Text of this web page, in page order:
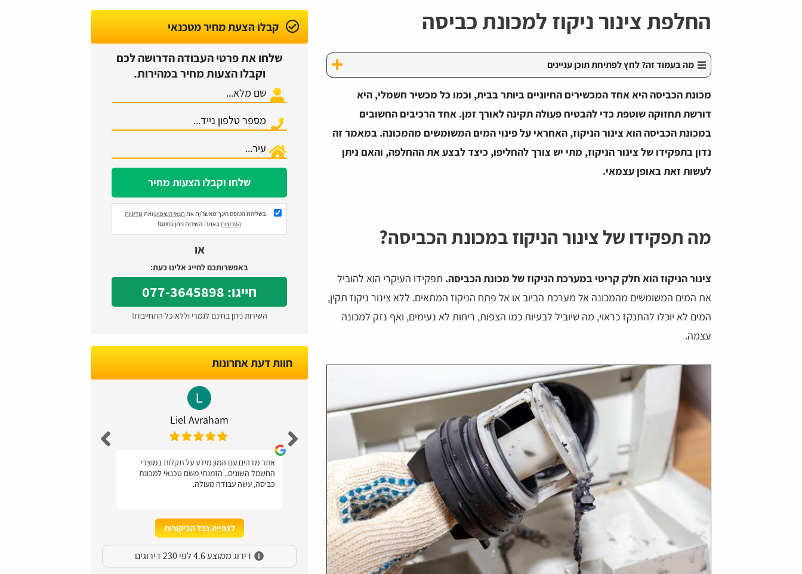
החלפת צינור ניקוז למכונת כביסה
מה בעמוד זה? לחץ לפתיחת תוכן עניינים
מכונת הכביסה היא אחד המכשירים החיוניים ביותר בבית, וכמו כל מכשיר חשמלי, היא
דורשת תחזוקה שוטפת כדי להבטיח פעולה תקינה לאורך זמן. אחד הרכיבים החשובים
במכונת הכביסה הוא צינור הניקוז, האחראי על פינוי המים המשומשים מהמכונה. במאמר זה
נדון בתפקידו של צינור הניקוז, מתי יש צורך להחליפו, כיצד לבצע את ההחלפה, והאם ניתן
לעשות זאת באופן עצמאי.
מה תפקידו של צינור הניקוז במכונת הכביסה?
צינור הניקוז הוא חלק קריטי במערכת הניקוז של מכונת הכביסה. תפקידו העיקרי הוא להוביל
את המים המשומשים מהמכונה אל מערכת הביוב או אל פתח הניקוז המתאים. ללא צינור ניקוז תקין,
המים לא יוכלו להתנקז כראוי, מה שיוביל לבעיות כמו הצפות, ריחות לא נעימים, ואף נזק למכונה
עצמה.
קבלו הצעת מחיר מטכנאי
שלחו את פרטי העבודה הדרושה לכם
וקבלו הצעות מחיר במהירות.
בשליחת הטופס הינך מאשר/ת את תנאי השימושואת מדיניות
הפרטיות באתר. השירות ניתן בחינם!
או
באפשרותכם לחייג אלינו כעת:
חייגו: 077-3645898
השירות ניתן בחינם לגמרי וללא כל התחייבות!
חוות דעת אחרונות
Liel Avraham
אתר מדהים עם המון מידע על תקלות במוצרי
החשמל השונים.. הזמנתי משם טכנאי למכונת
כביסה, עשה עבודה מעולה.
הייתה לי בעיה במקרר של טפטוף מים, ונעזרתי
בטכנאים פלוס בשביל למצוא טכנאי מקררים
במחיר מצוין, המון תודה על העזרה!
daniel ovadia
מצאתי דרך האתר טכנאי למכונת הכביסה שלי,
חסך לי די הרבה זמן ואנרגיה של חיפושים. האתר
ממש נוח ומזמין. שאפו!
לצפייה בכל הביקורות
דירוג ממוצע 4.6 לפי 230 דירוגים